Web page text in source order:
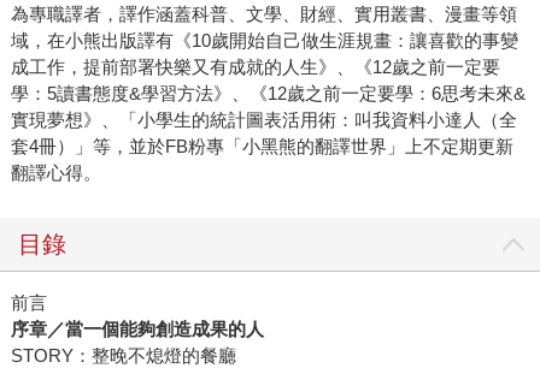
為專職譯者，譯作涵蓋科普、文學、財經、實用叢書、漫畫等領
域，在小熊出版譯有《10歲開始自己做生涯規畫：讓喜歡的事變
成工作，提前部署快樂又有成就的人生》、《12歲之前一定要
學：5讀書態度&學習方法》、《12歲之前一定要學：6思考未來&
實現夢想》、「小學生的統計圖表活用術：叫我資料小達人（全
套4冊）」等，並於FB粉專「小黑熊的翻譯世界」上不定期更新
翻譯心得。
目錄
前言
序章／當一個能夠創造成果的人
STORY：整晚不熄燈的餐廳